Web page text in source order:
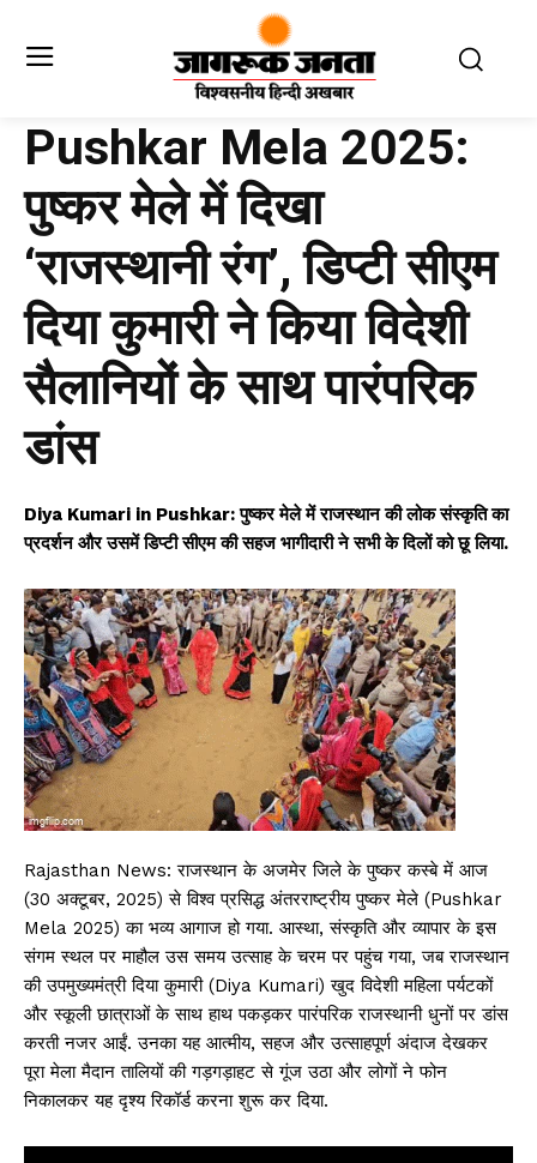
Pushkar Mela 2025:
पुष्कर मेले में दिखा
‘राजस्थानी रंग’, डिप्टी सीएम
दिया कुमारी ने किया विदेशी
सैलानियों के साथ पारंपरिक
डांस
Diya Kumari in Pushkar: पुष्कर मेले में राजस्थान की लोक संस्कृति का
प्रदर्शन और उसमें डिप्टी सीएम की सहज भागीदारी ने सभी के दिलों को छू लिया.
Rajasthan News: राजस्थान के अजमेर जिले के पुष्कर कस्बे में आज
(30 अक्टूबर, 2025) से विश्व प्रसिद्ध अंतरराष्ट्रीय पुष्कर मेले (Pushkar
Mela 2025) का भव्य आगाज हो गया. आस्था, संस्कृति और व्यापार के इस
संगम स्थल पर माहौल उस समय उत्साह के चरम पर पहुंच गया, जब राजस्थान
की उपमुख्यमंत्री दिया कुमारी (Diya Kumari) खुद विदेशी महिला पर्यटकों
और स्कूली छात्राओं के साथ हाथ पकड़कर पारंपरिक राजस्थानी धुनों पर डांस
करती नजर आईं. उनका यह आत्मीय, सहज और उत्साहपूर्ण अंदाज देखकर
पूरा मेला मैदान तालियों की गड़गड़ाहट से गूंज उठा और लोगों ने फोन
निकालकर यह दृश्य रिकॉर्ड करना शुरू कर दिया.